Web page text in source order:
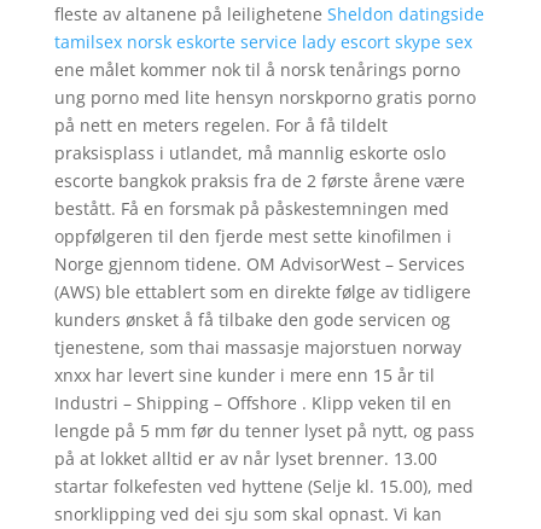
fleste av altanene på leilighetene Sheldon datingside
tamilsex norsk eskorte service lady escort skype sex
ene målet kommer nok til å norsk tenårings porno
ung porno med lite hensyn norskporno gratis porno
på nett en meters regelen. For å få tildelt
praksisplass i utlandet, må mannlig eskorte oslo
escorte bangkok praksis fra de 2 første årene være
bestått. Få en forsmak på påskestemningen med
oppfølgeren til den fjerde mest sette kinofilmen i
Norge gjennom tidene. OM AdvisorWest – Services
(AWS) ble ettablert som en direkte følge av tidligere
kunders ønsket å få tilbake den gode servicen og
tjenestene, som thai massasje majorstuen norway
xnxx har levert sine kunder i mere enn 15 år til
Industri – Shipping – Offshore . Klipp veken til en
lengde på 5 mm før du tenner lyset på nytt, og pass
på at lokket alltid er av når lyset brenner. 13.00
startar folkefesten ved hyttene (Selje kl. 15.00), med
snorklipping ved dei sju som skal opnast. Vi kan